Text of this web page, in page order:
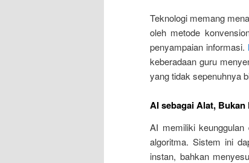
Teknologi memang
oleh metode
penyampaian informasi.
keberadaan guru
yang tidak sepenuhnya
AI sebagai Alat, Bukan
AI memiliki
algoritma. Sistem ini
instan, bahkan